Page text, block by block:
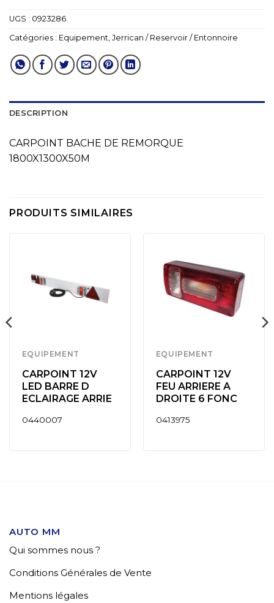
UGS : 0923286
Catégories : Equipement Jerrican / Reservoir / Entonnoire
DESCRIPTION
CARPOINT BACHE DE REMORQUE
1800X1300X50M
PRODUITS SIMILAIRES
EQUIPEMENT
CARPOINT 12V
LED BARRE D
ECLAIRAGE ARRIE
0440007
EQUIPEMENT
CARPOINT 12V
FEU ARRIERE A
DROITE 6 FONC
0413975
AUTO MM
Qui sommes nous ?
Conditions Générales de Vente
Mentions légales